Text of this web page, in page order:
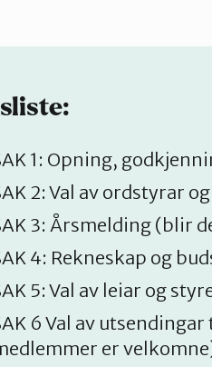
1: Opning,
2: Val av ordstyrar
3: Årsmelding (blir
4: Rekneskap og
5: Val av leiar og
6 Val av
er